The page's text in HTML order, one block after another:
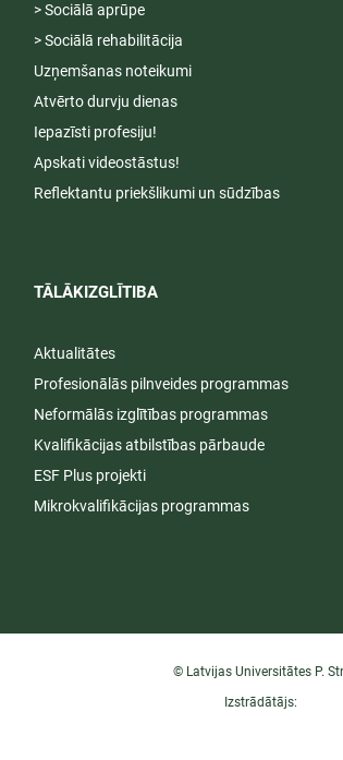
> Sociālā aprūpe
> Sociālā rehabilitācija
Uzņemšanas noteikumi
Atvērto durvju dienas
Iepazīsti profesiju!
Apskati videostāstus!
Reflektantu priekšlikumi un sūdzības
TĀLĀKIZGLĪTIBA
Aktualitātes
Profesionālās pilnveides programmas
Neformālās izglītības programmas
Kvalifikācijas atbilstības pārbaude
ESF Plus projekti
Mikrokvalifikācijas programmas
© Latvijas Universitātes P.
Izstrādātājs: